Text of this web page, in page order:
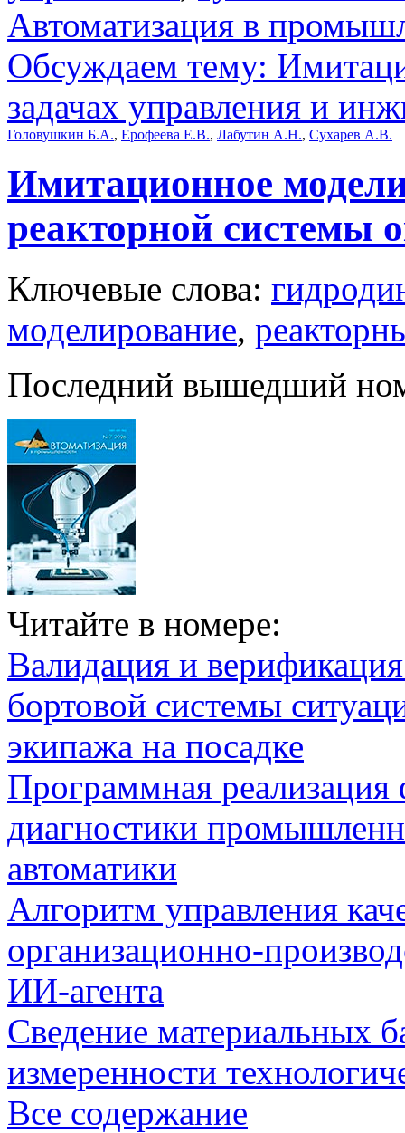
Автоматизация в
Обсуждаем тему:
задачах управления и
Головушкин Б.А., Ерофеева Е.В., Лабутин А.Н., Сухарев А.В.
Имитационное
реакторной системы
Ключевые слова:
моделирование,
Последний вышедший
Читайте в номере:
Валидация и
бортовой системы
экипажа на посадке
Программная
диагностики
автоматики
Алгоритм управления
организационно-
ИИ-агента
Сведение материальных
измеренности
Все содержание